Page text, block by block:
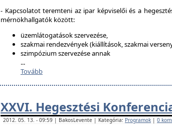
- Kapcsolatot teremteni az ipar képviselői és a
mérnökhallgatók között:
üzemlátogatások szervezése,
szakmai rendezvények (kiállítások, szakmai
szimpózium szervezése annak
...
Tovább
XXVI. Hegesztési
2012. 05. 13. - 09:59 | BakosLevente | Kategória: Programok | 0